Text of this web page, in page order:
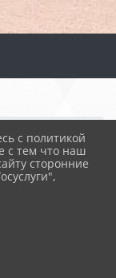
с политикой
с тем что наш
сторонние